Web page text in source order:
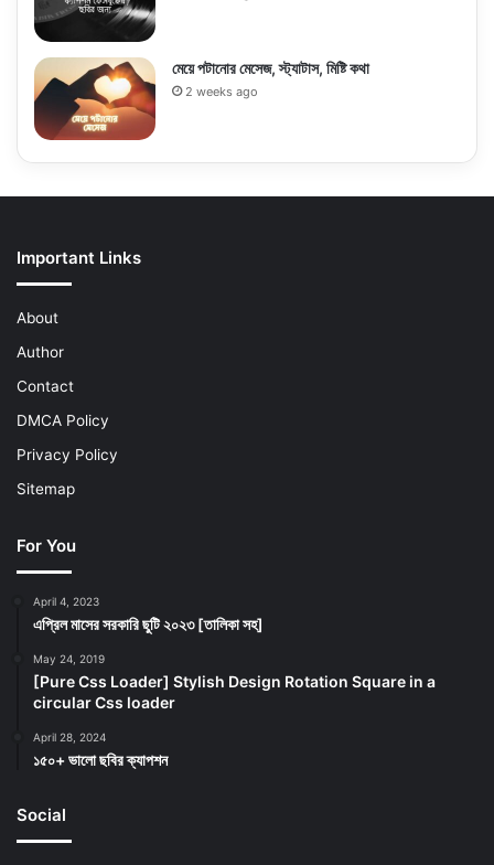
মেয়ে পটানোর মেসেজ, স্ট্যাটাস, মিষ্টি কথা
2 weeks ago
Important Links
About
Author
Contact
DMCA Policy
Privacy Policy
Sitemap
For You
April 4, 2023
এপ্রিল মাসের সরকারি ছুটি ২০২৩ [তালিকা সহ]
May 24, 2019
[Pure Css Loader] Stylish Design Rotation Square in a
circular Css loader
April 28, 2024
১৫০+ ভালো ছবির ক্যাপশন
Social